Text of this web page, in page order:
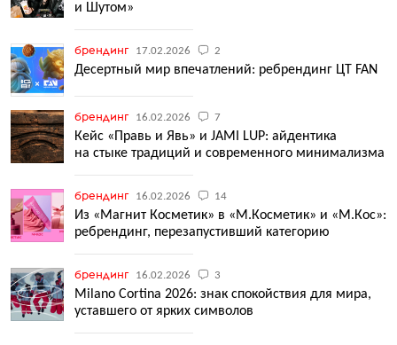
и Шутом»
брендинг 17.02.2026 2
Десертный мир впечатлений: ребрендинг ЦТ FAN
брендинг 16.02.2026 7
Кейс «Правь и Явь» и JAMI LUP: айдентика
на стыке традиций и современного минимализма
брендинг 16.02.2026 14
Из «Магнит Косметик» в «М.Косметик» и «М.Кос»:
ребрендинг, перезапустивший категорию
брендинг 16.02.2026 3
Milano Cortina 2026: знак спокойствия для мира,
уставшего от ярких символов